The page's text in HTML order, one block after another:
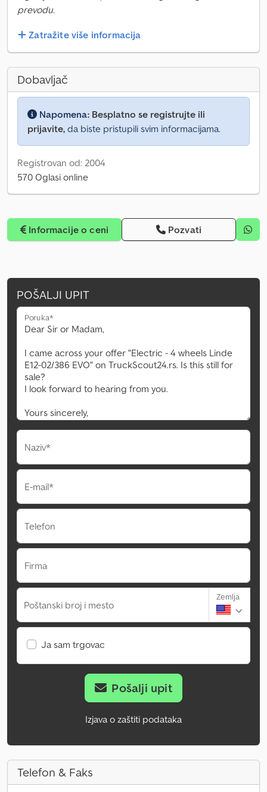
prevodu.
Zatražite više informacija
Dobavljač
Napomena: Besplatno se registrujte ili
prijavite, da biste pristupili svim informacijama.
Registrovan od: 2004
570 Oglasi online
Informacije o ceni Pozvati
POŠALJI UPIT
Poruka*
Naziv*
E-mail*
Telefon
Firma
Poštanski broj i mesto
Zemlja
Ja sam trgovac
Pošalji upit
Izjava o zaštiti podataka
Telefon & Faks